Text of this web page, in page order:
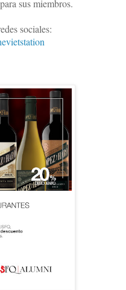
sus miembros.
sociales: